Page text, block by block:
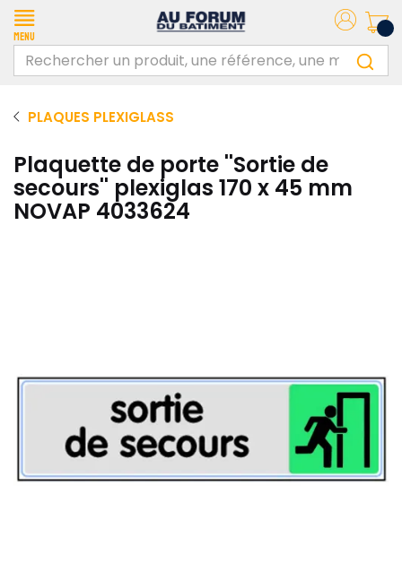
Menu
PLAQUES PLEXIGLASS
Plaquette de porte ''Sortie de
secours'' plexiglas 170 x 45 mm
NOVAP 4033624